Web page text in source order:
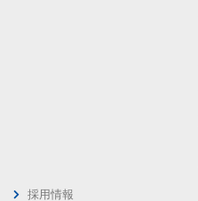
採用情報